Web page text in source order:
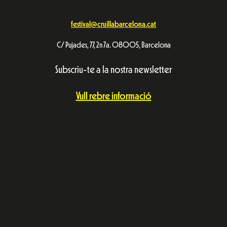
festival@cruillabarcelona.cat
C/ Pujades, 77, 2n 7a. 08005, Barcelona
Subscriu-te a la nostra newsletter
Vull rebre informació